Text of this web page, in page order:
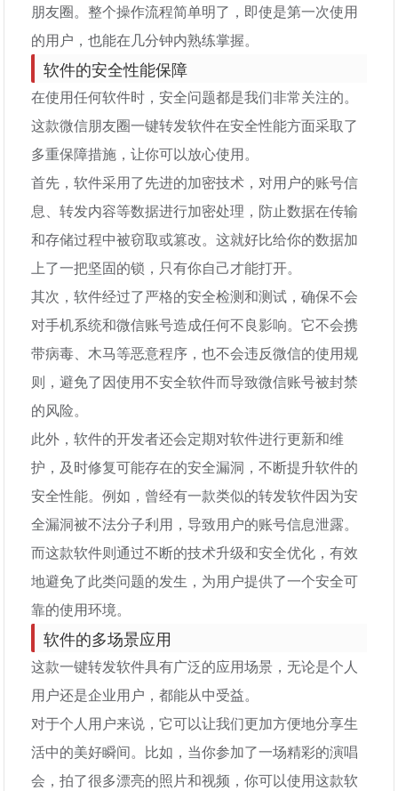
朋友圈。整个操作流程简单明了，即使是第一次使用
的用户，也能在几分钟内熟练掌握。
软件的安全性能保障
在使用任何软件时，安全问题都是我们非常关注的。
这款微信朋友圈一键转发软件在安全性能方面采取了
多重保障措施，让你可以放心使用。
首先，软件采用了先进的加密技术，对用户的账号信
息、转发内容等数据进行加密处理，防止数据在传输
和存储过程中被窃取或篡改。这就好比给你的数据加
上了一把坚固的锁，只有你自己才能打开。
其次，软件经过了严格的安全检测和测试，确保不会
对手机系统和微信账号造成任何不良影响。它不会携
带病毒、木马等恶意程序，也不会违反微信的使用规
则，避免了因使用不安全软件而导致微信账号被封禁
的风险。
此外，软件的开发者还会定期对软件进行更新和维
护，及时修复可能存在的安全漏洞，不断提升软件的
安全性能。例如，曾经有一款类似的转发软件因为安
全漏洞被不法分子利用，导致用户的账号信息泄露。
而这款软件则通过不断的技术升级和安全优化，有效
地避免了此类问题的发生，为用户提供了一个安全可
靠的使用环境。
软件的多场景应用
这款一键转发软件具有广泛的应用场景，无论是个人
用户还是企业用户，都能从中受益。
对于个人用户来说，它可以让我们更加方便地分享生
活中的美好瞬间。比如，当你参加了一场精彩的演唱
会，拍了很多漂亮的照片和视频，你可以使用这款软